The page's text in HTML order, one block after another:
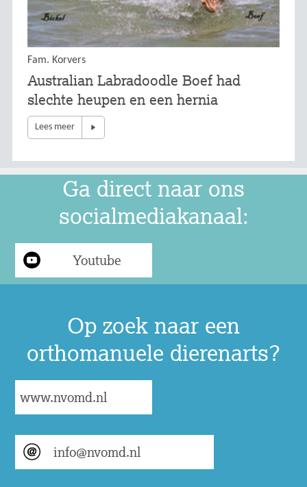
Fam. Korvers
Australian Labradoodle Boef had
slechte heupen en een hernia
Lees meer
Ga direct naar ons
socialmediakanaal:
Youtube
Op zoek naar een
orthomanuele dierenarts?
www.nvomd.nl
info@nvomd.nl